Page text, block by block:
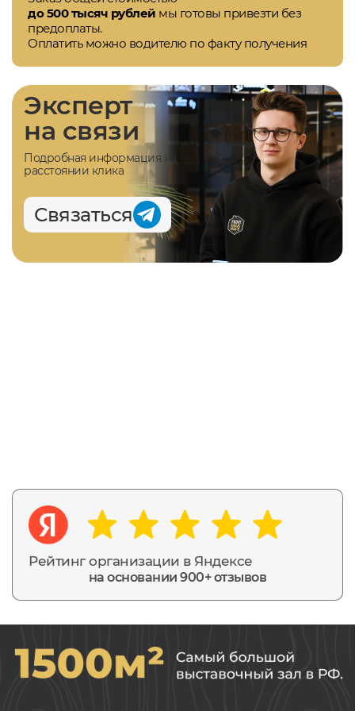
до 500 тысяч рублей мы готовы привезти без
предоплаты.
Оплатить можно водителю по факту получения
Рейтинг организации в Яндексе
на основании 900+ отзывов
Эксперт
на связи
Подробная информация на
расстоянии клика
Связаться